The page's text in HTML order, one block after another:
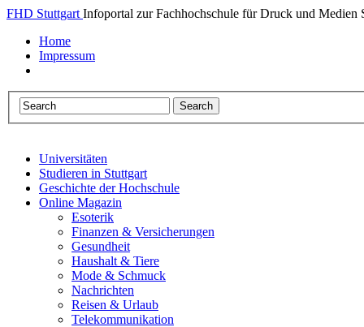
FHD Stuttgart Infoportal zur Fachhochschule für Druck und Medien
Home
Impressum
Universitäten
Studieren in Stuttgart
Geschichte der Hochschule
Online Magazin
Esoterik
Finanzen & Versicherungen
Gesundheit
Haushalt & Tiere
Mode & Schmuck
Nachrichten
Reisen & Urlaub
Telekommunikation